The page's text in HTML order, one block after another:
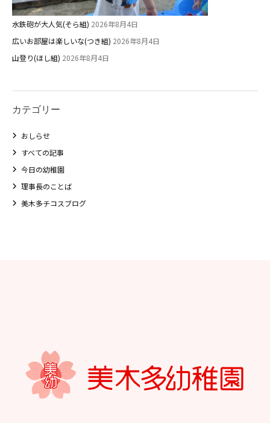
水鉄砲が大人気(そら組) 2026年8月4日
広いお部屋は楽しいな(つき組) 2026年8月4日
山登り(ほし組) 2026年8月4日
カテゴリー
おしらせ
すべての記事
今日の幼稚園
理事長のことば
美木多チコスブログ